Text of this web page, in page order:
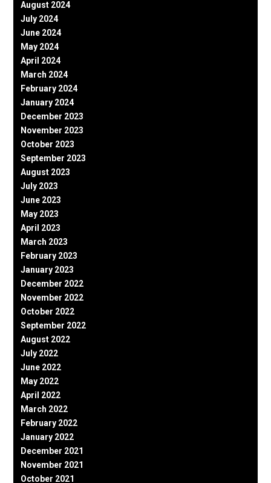
August 2024
July 2024
June 2024
May 2024
April 2024
March 2024
February 2024
January 2024
December 2023
November 2023
October 2023
September 2023
August 2023
July 2023
June 2023
May 2023
April 2023
March 2023
February 2023
January 2023
December 2022
November 2022
October 2022
September 2022
August 2022
July 2022
June 2022
May 2022
April 2022
March 2022
February 2022
January 2022
December 2021
November 2021
October 2021